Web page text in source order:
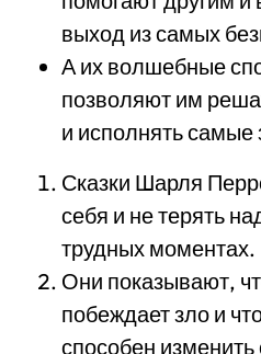
выход из самых
А их волшебные
позволяют им
и исполнять
Сказки Шарля
себя и не терять
трудных моментах.
Они показывают,
побеждает зло и
способен